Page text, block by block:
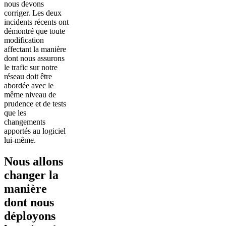
nous devons
corriger. Les deux
incidents récents ont
démontré que toute
modification
affectant la manière
dont nous assurons
le trafic sur notre
réseau doit être
abordée avec le
même niveau de
prudence et de tests
que les
changements
apportés au logiciel
lui-même.
Nous allons
changer la
manière
dont nous
déployons